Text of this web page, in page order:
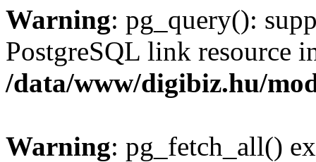
Warning: pg_query():
PostgreSQL link resource
/data/www/digibiz.hu/
Warning: pg_fetch_all()